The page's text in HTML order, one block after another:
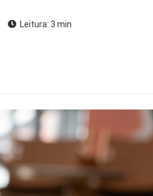
Leitura: 3 min